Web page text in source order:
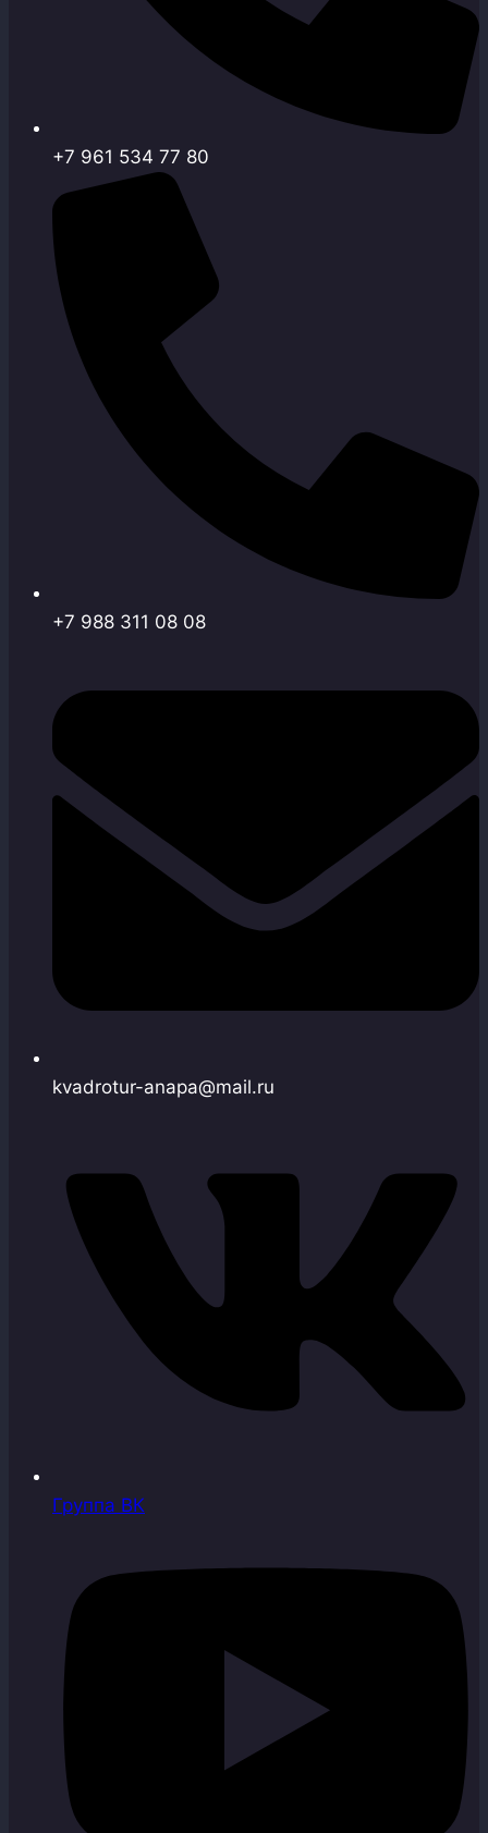
+7 961 534 77 80
+7 988 311 08 08
kvadrotur-anapa@mail.ru
Группа ВК